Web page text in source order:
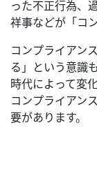
った不正行為、
祥事などが「コ
コンプライアン
る」という意識
時代によって変
コンプライアン
要があります。